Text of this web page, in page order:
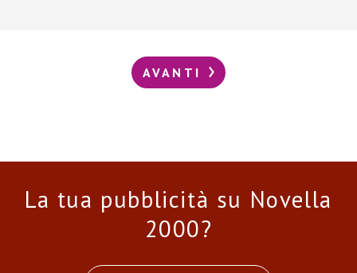
AVANTI
La tua pubblicità su Novella
2000?